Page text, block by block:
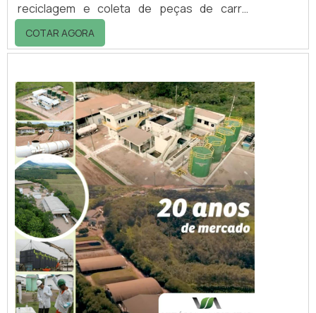
reciclagem e coleta de peças de carro,
visando sempre a qualidade final para
fidelização do cliente. Com a organização, o
serviços do ramo, além de contar com os
melhores profissionais e instalações. A
EMPRESA GARANTE UMA SÉRIE DE
BENEFÍCIOSAinda focando na coleta de lixo
eletrôn...
COTAR AGORA